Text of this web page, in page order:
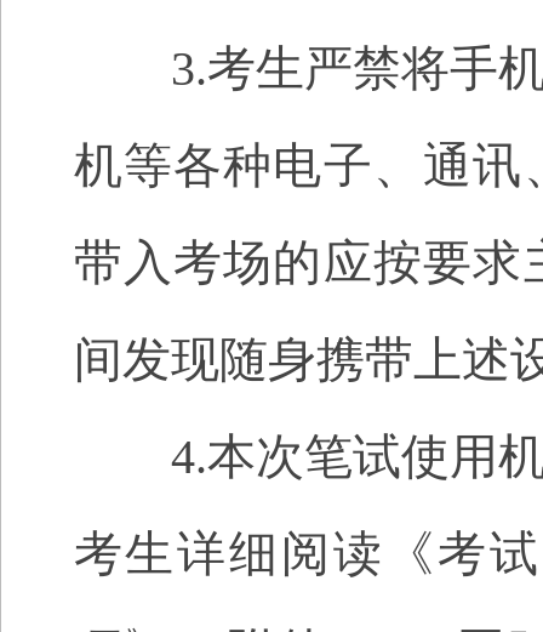
3.考生严禁将手机
机等各种电子、通
带入考场的应按要
间发现随身携带上述
4.本次笔试使用机
考生详细阅读《考